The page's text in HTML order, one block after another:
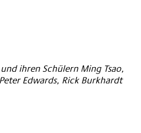
ihren Schülern Ming Tsao,
Edwards, Rick Burkhardt